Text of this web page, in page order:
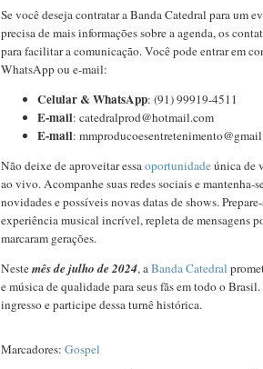
Se você deseja contratar a Banda Catedral para um
precisa de mais informações sobre a agenda, os
para facilitar a comunicação. Você pode entrar em
WhatsApp ou e-mail:
Celular & WhatsApp: (91) 99919-4511
E-mail: catedralprod@hotmail.com
E-mail:
Não deixe de aproveitar essaoportunidadeúnica de
ao vivo. Acompanhe suas redes sociais e mantenha-
novidades e possíveis novas datas de shows.
experiência musical incrível, repleta de mensagens
marcaram gerações.
Nestemês de julho de 2024, aBanda Catedral
e música de qualidade para seus fãs em todo o
ingresso e participe dessa turnê histórica.
Marcadores: Gospel